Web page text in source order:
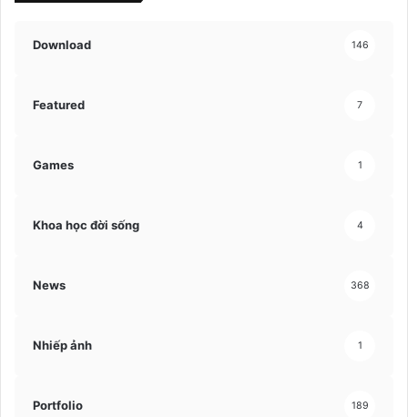
Download 146
Featured 7
Games 1
Khoa học đời sống 4
News 368
Nhiếp ảnh 1
Portfolio 189